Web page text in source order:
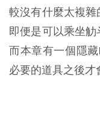
較沒有什麼太複雜
即便是可以乘坐觔
而本章有一個隱
必要的道具之後才